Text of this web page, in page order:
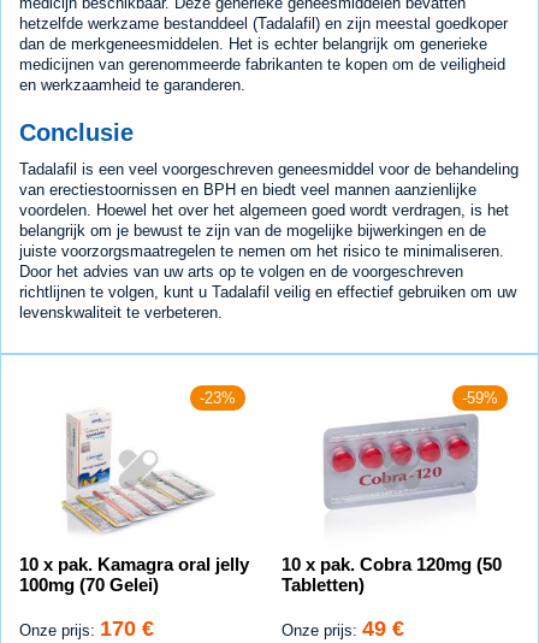
hetzelfde werkzame bestanddeel (Tadalafil) en zijn meestal goedkoper
dan de merkgeneesmiddelen. Het is echter belangrijk om generieke
medicijnen van gerenommeerde fabrikanten te kopen om de veiligheid
en werkzaamheid te garanderen.
Conclusie
Tadalafil is een veel voorgeschreven geneesmiddel voor de behandeling
van erectiestoornissen en BPH en biedt veel mannen aanzienlijke
voordelen. Hoewel het over het algemeen goed wordt verdragen, is het
belangrijk om je bewust te zijn van de mogelijke bijwerkingen en de
juiste voorzorgsmaatregelen te nemen om het risico te minimaliseren.
Door het advies van uw arts op te volgen en de voorgeschreven
richtlijnen te volgen, kunt u Tadalafil veilig en effectief gebruiken om uw
levenskwaliteit te verbeteren.
-23%
10 x pak. Kamagra oral jelly
100mg (70 Gelei)
Onze prijs: 170 €
-59%
10 x pak. Cobra 120mg (50
Tabletten)
Onze prijs: 49 €